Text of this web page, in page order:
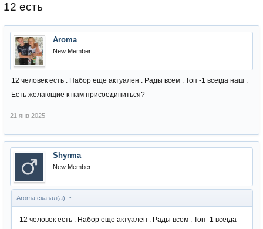
12 есть
Aroma
New Member
12 человек есть . Набор еще актуален . Рады всем . Топ -1 всегда наш .
Есть желающие к нам присоединиться?
21 янв 2025
Shyrma
New Member
Aroma сказал(а): ↑
12 человек есть . Набор еще актуален . Рады всем . Топ -1 всегда